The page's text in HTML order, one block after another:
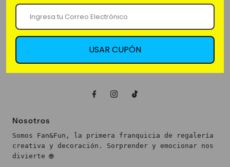
No encoge, confeccionado con materiales y
acabados premium.
Marca: Iconics.
Nosotros
Somos Fan&Fun, la primera franquicia de regalería
creativa y decoración. Sorprender y emocionar nos
divierte 🌐
USAR CUPÓN